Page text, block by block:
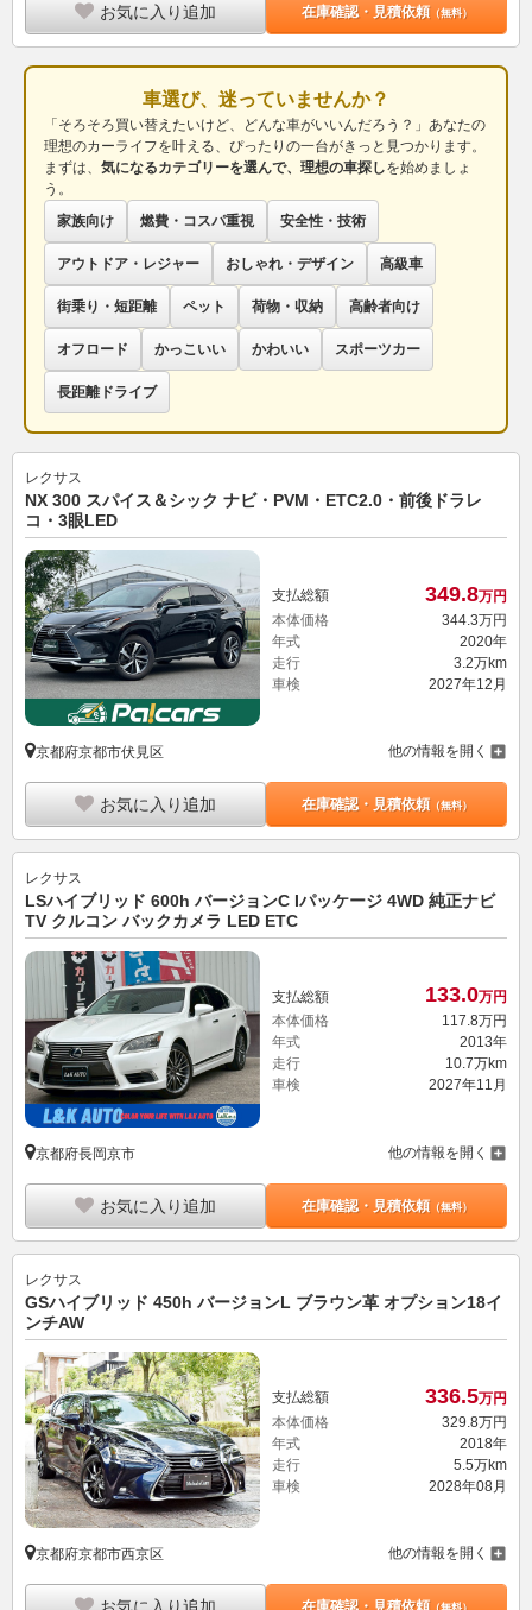
お気に入り追加 在庫確認・見積依頼（無料）
車選び、迷っていませんか？
「そろそろ買い替えたいけど、どんな車がいいんだろう？」あなたの
理想のカーライフを叶える、ぴったりの一台がきっと見つかります。
まずは、 気になるカテゴリーを選んで、理想の車探しを始めましょ
う。
家族向け
燃費・コスパ重視 安全性・技術
アウトドア・レジャー おしゃれ・デザイン 高級車
街乗り・短距離 ペット 荷物・収納 高齢者向け
オフロード かっこいい かわいい スポーツカー
長距離ドライブ
レクサス
NX 300 スパイス＆シック ナビ・PVM・ETC2.0・前後ドラレ
コ・3眼LED
支払総額 349.8万円
本体価格
344. 3万円
年式
2020年
走行
3.2万km
車検
2027年12月
京都府京都市伏見区 他の情報を開く
お気に入り追加 在庫確認・見積依頼（無料）
レクサス
LSハイブリッド 600h バージョンC Iパッケージ 4WD 純正ナビ
TV クルコン バックカメラ LED ETC
支払総額 133.0万円
本体価格
117.8万円
年式
2013年
走行
10.7万km
車検
2027年11月
京都府長岡京市 他の情報を開く
お気に入り追加 在庫確認・見積依頼（無料）
レクサス
GSハイブリッド 450h バージョンL ブラウン革 オプション18イ
ンチAW
支払総額 336.5万円
本体価格
329. 8万円
年式
2018年
走行
5.5万km
車検
2028年08月
京都府京都市西京区 他の情報を開く